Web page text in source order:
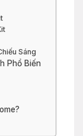
Sáng
Phổ Biến